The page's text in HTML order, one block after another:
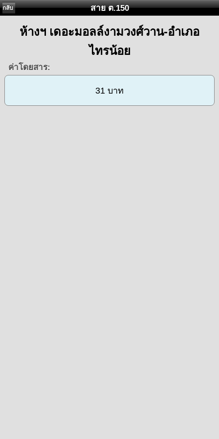
กลับ สาย ต.150
ห้างฯ เดอะมอลล์งามวงศ์วาน-อำเภอ
ไทรน้อย
ค่าโดยสาร:
31 บาท